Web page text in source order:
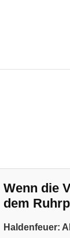
Wenn die
dem
Haldenfeuer: